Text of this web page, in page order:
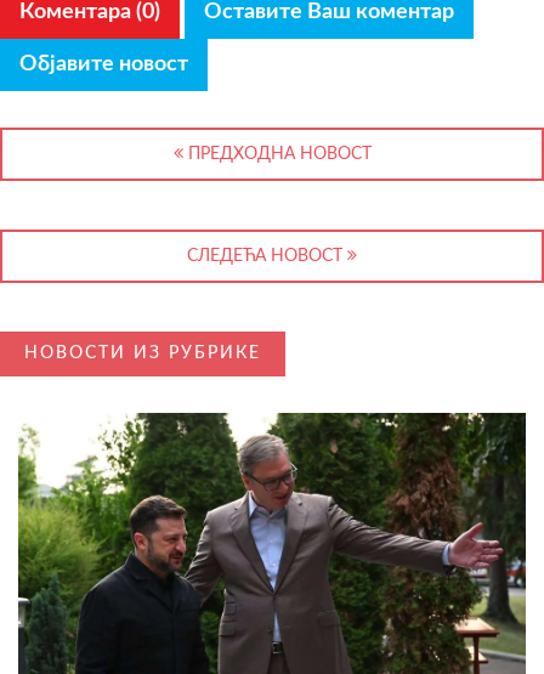
Коментара (0) Оставите Ваш коментар
Објавите новост
ПРЕДХОДНА НОВОСТ
СЛЕДЕЋА НОВОСТ
НОВОСТИ ИЗ РУБРИКЕ